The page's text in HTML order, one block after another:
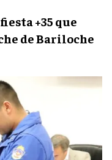
+35 que
de Bariloche